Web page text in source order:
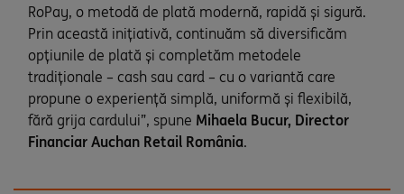
RoPay, o metodă de plată modernă, rapidă și sigură.
Prin această inițiativă, continuăm să diversificăm
opțiunile de plată și completăm metodele
tradiționale – cash sau card – cu o variantă care
propune o experiență simplă, uniformă și flexibilă,
fără grija cardului”, spune Mihaela Bucur, Director
Financiar Auchan Retail România.